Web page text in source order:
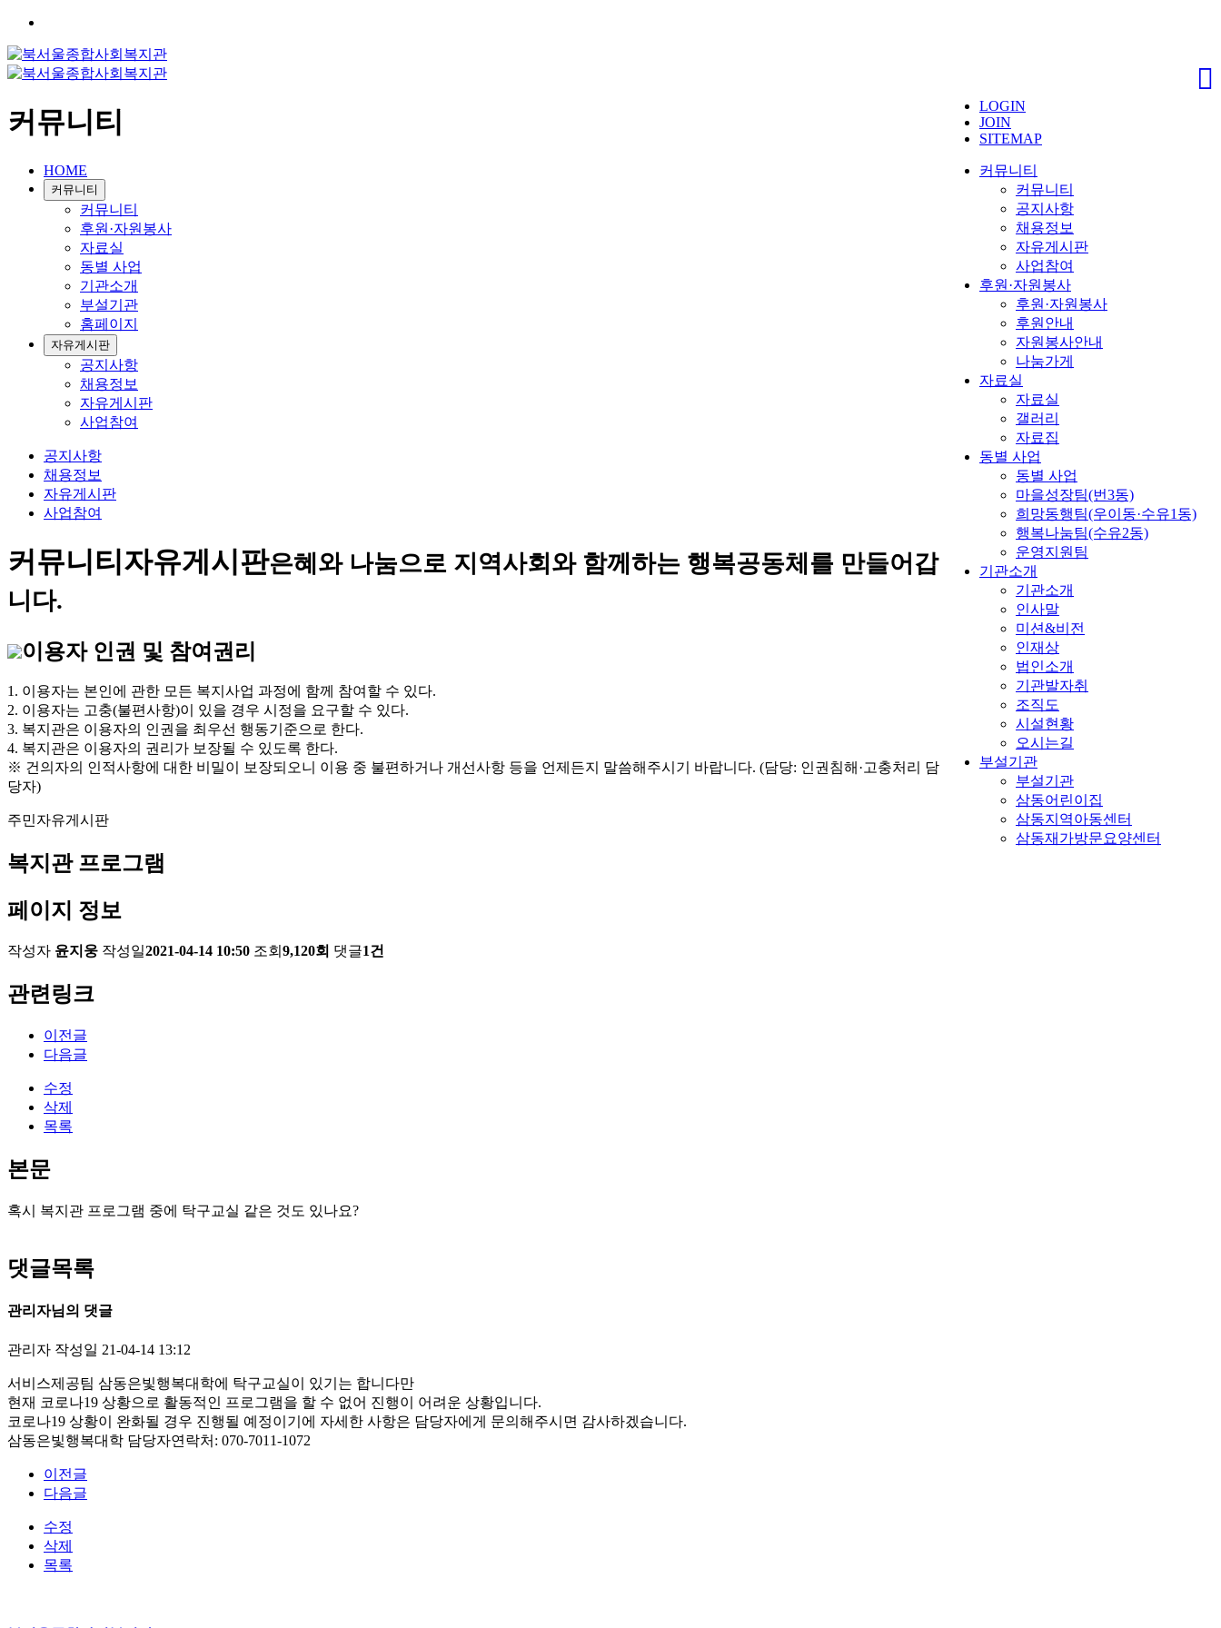
LOGIN
JOIN
SITEMAP
커뮤니티
커뮤니티
공지사항
채용정보
자유게시판
사업참여
후원·자원봉사
후원·자원봉사
후원안내
자원봉사안내
나눔가게
자료실
자료실
갤러리
자료집
동별 사업
동별 사업
마을성장팀(번3동)
희망동행팀(우이동·수유1동)
행복나눔팀(수유2동)
운영지원팀
기관소개
기관소개
인사말
미션&비전
인재상
법인소개
기관발자취
조직도
시설현황
오시는길
부설기관
부설기관
삼동어린이집
삼동지역아동센터
삼동재가방문요양센터
커뮤니티
HOME
커뮤니티
커뮤니티
후원·자원봉사
자료실
동별 사업
기관소개
부설기관
홈페이지
자유게시판
공지사항
채용정보
자유게시판
사업참여
공지사항
채용정보
자유게시판
사업참여
커뮤니티자유게시판은혜와 나눔으로 지역사회와 함께하는 행복공동체를 만들어갑
니다.
이용자 인권 및 참여권리
1. 이용자는 본인에 관한 모든 복지사업 과정에 함께 참여할 수 있다.
2. 이용자는 고충(불편사항)이 있을 경우 시정을 요구할 수 있다.
3. 복지관은 이용자의 인권을 최우선 행동기준으로 한다.
4. 복지관은 이용자의 권리가 보장될 수 있도록 한다.
※ 건의자의 인적사항에 대한 비밀이 보장되오니 이용 중 불편하거나 개선사항 등을 언제든지 말씀해주시기 바랍니다. (담당: 인권침해·고충처리 담
당자)
주민자유게시판
복지관 프로그램
페이지 정보
작성자 윤지웅 작성일2021-04-14 10:50 조회 9,120회 댓글1건
관련링크
이전글
다음글
수정
삭제
목록
본문
혹시 복지관 프로그램 중에 탁구교실 같은 것도 있나요?
댓글목록
관리자님의 댓글
관리자 작성일 21-04-14 13:12
서비스제공팀 삼동은빛행복대학에 탁구교실이 있기는 합니다만
현재 코로나19 상황으로 활동적인 프로그램을 할 수 없어 진행이 어려운 상황입니다.
코로나19 상황이 완화될 경우 진행될 예정이기에 자세한 사항은 담당자에게 문의해주시면 감사하겠습니다.
삼동은빛행복대학 담당자연락처: 070-7011-1072
이전글
다음글
수정
삭제
목록